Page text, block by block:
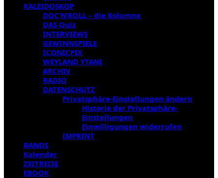
KALEIDOSKOP
DOC’N’ROLL – die Kolumne
DAS Quiz
INTERVIEWS
GEWINNSPIELE
ICONICPIX
WEYLAND YTANI
ARCHIV
RADIO
DATENSCHUTZ
Privatsphäre-Einstellungen ändern
Historie der Privatsphäre-
Einstellungen
Einwilligungen widerrufen
IMPRINT
BANDS
Kalender
ZEITREISE
EBOOK